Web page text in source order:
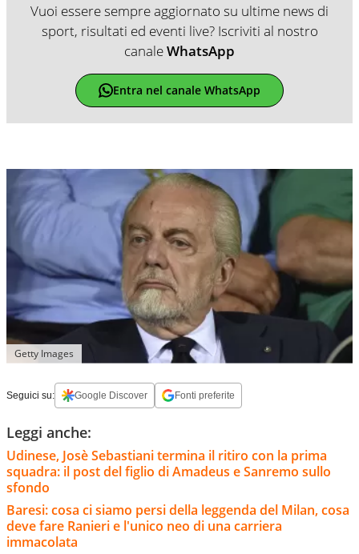
Vuoi essere sempre aggiornato su ultime news di
sport, risultati ed eventi live? Iscriviti al nostro
canaleWhatsApp
Entra nel canale WhatsApp
Getty Images
Seguici su: Google Discover Fonti preferite
Leggi anche:
Udinese, Josè Sebastiani termina il ritiro con la prima
squadra: il post del figlio di Amadeus e Sanremo sullo
sfondo
Baresi: cosa ci siamo persi della leggenda del Milan, cosa
deve fare Ranieri e l'unico neo di una carriera
immacolata